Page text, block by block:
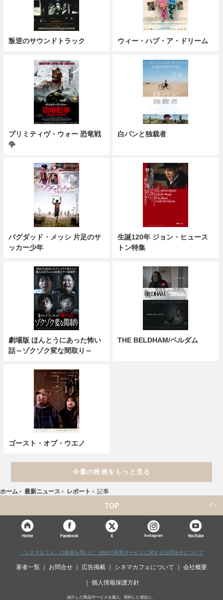
叛逆のサウンドトラック ウィー・ハブ・ア・ドリーム
プリミティヴ・ウォー 恐竜戦
争
白パンと独裁者
バグダッド・メッシ 片足のサ
ッカー少年
生誕120年 ジョン・ヒュース
トン特集
劇場版 ほんとうにあった怖い
話～ゾクゾク変な間取り～
THE BELDHAM/ベルダム
ゴースト・オブ・ウエノ
今週の映画をもっと見る
ホーム › 最新ニュース › レポート › 記事
TOP
Home Facebook X Instagram YouTube
「シネマカフェ」の名称を用いた、他社の有料サービスに関するお問合せについて
著者一覧 お問合せ 広告掲載 シネマカフェについて 会社概要
個人情報保護方針
紹介した商品/サービスを購入、契約した場合に、